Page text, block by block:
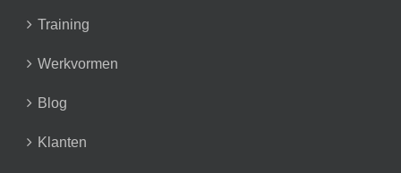
Training
Werkvormen
Blog
Klanten